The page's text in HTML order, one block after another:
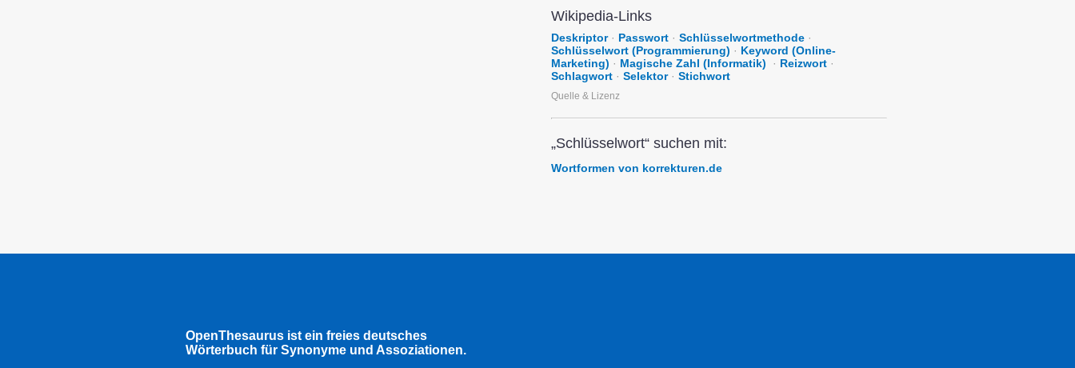
Wikipedia-Links
Deskriptor· Passwort · Schlüsselwortmethode ·
Schlüsselwort (Programmierung) · Keyword (Online-
Marketing) · Magische Zahl (Informatik) · Reizwort ·
Schlagwort · Selektor· Stichwort
Quelle & Lizenz
„Schlüsselwort“ suchen mit:
Wortformen von korrekturen.de
OpenThesaurus ist ein freies deutsches
Wörterbuch für Synonyme und Assoziationen.